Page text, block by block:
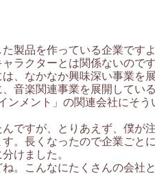
製品を作っている企業ですよ
ラクターとは関係ないのです
、なかなか興味深い事業を展
音楽関連事業を展開している
ンメント」の関連会社にそう
ですが、とりあえず、僕が注
。長くなったので企業ごとに
けました。
。こんなにたくさんの会社と